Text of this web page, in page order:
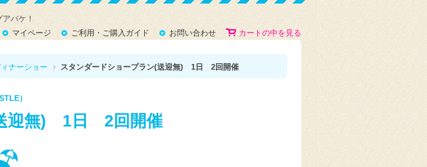
バケ！
マイページ
ご利用・ご購入ガイド お問い合わせ カートの中を見る
ナーショー スタンダードショープラン(送迎無) 1日 2回開催
）
迎無) 1日 2回開催